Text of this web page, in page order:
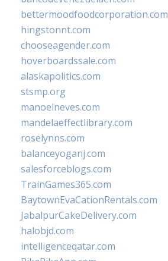
bettermoodfoodcorporation.com
hingstonnt.com
chooseagender.com
hoverboardssale.com
alaskapolitics.com
stsmp.org
manoelneves.com
mandelaeffectlibrary.com
roselynns.com
balanceyoganj.com
salesforceblogs.com
TrainGames365.com
BaytownEvaCationRentals.com
JabalpurCakeDelivery.com
halobjd.com
intelligenceqatar.com